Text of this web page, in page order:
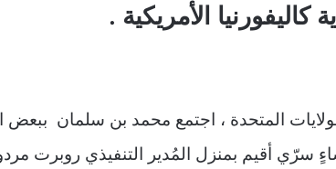
كاليفورنيا الأمريكية .
المتحدة ، اجتمع محمد بن سلمان
سرّي أقيم بمنزل المُدير التنفيذي روبرت